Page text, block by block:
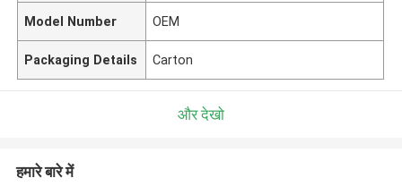
Model Number OEM
Packaging Details Carton
और देखो
हमारे बारे में